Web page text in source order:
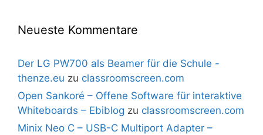
Neueste Kommentare
Der LG PW700 als Beamer für die Schule -
thenze.eu zu classroomscreen.com
Open Sankoré – Offene Software für interaktive
Whiteboards – Ebiblog zu classroomscreen.com
Minix Neo C – USB-C Multiport Adapter –